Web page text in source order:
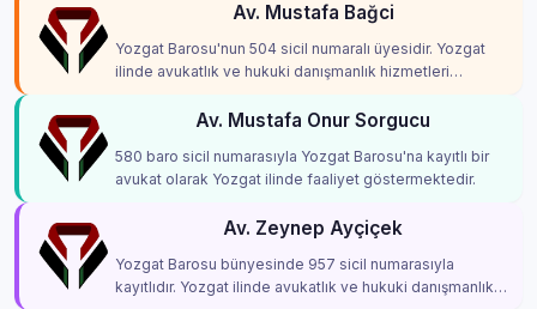
Av. Mustafa Bağci
Yozgat Barosu'nun 504 sicil numaralı üyesidir. Yozgat
ilinde avukatlık ve hukuki danışmanlık hizmetleri
Av. Mustafa Onur Sorgucu
580 baro sicil numarasıyla Yozgat Barosu'na kayıtlı bir
avukat olarak Yozgat ilinde faaliyet göstermektedir.
Av. Zeynep Ayçiçek
Yozgat Barosu bünyesinde 957 sicil numarasıyla
kayıtlıdır. Yozgat ilinde avukatlık ve hukuki danışmanlık